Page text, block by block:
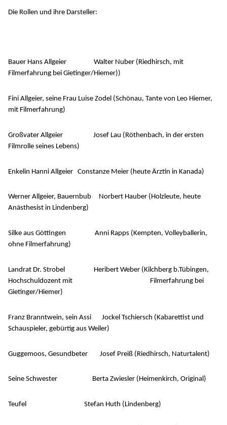
Die Rollen und ihre Darsteller:
Bauer Hans Allgeier Walter Nuber (Riedhirsch, mit
Filmerfahrung bei Gietinger/Hiemer))
Fini Allgeier, seine Frau Luise Zodel (Schönau, Tante von Leo Hiemer,
mit Filmerfahrung)
Großvater Allgeier Josef Lau (Röthenbach, in der ersten
Filmrolle seines Lebens)
Enkelin Hanni Allgeier Constanze Meier (heute Ärztin in Kanada)
Werner Allgeier, Bauernbub Norbert Hauber (Holzleute, heute
Anästhesist in Lindenberg)
Silke aus Göttingen Anni Rapps (Kempten, Volleyballerin,
ohne Filmerfahrung)
Landrat Dr. Strobel Heribert Weber (Kilchberg b.Tübingen,
Hochschuldozent mit Filmerfahrung bei
Gietinger/Hiemer)
Franz Branntwein, sein Assi Jockel Tschiersch (Kabarettist und
Schauspieler, gebürtig aus Weiler)
Guggemoos, Gesundbeter Josef Preiß (Riedhirsch, Naturtalent)
Seine Schwester Berta Zwiesler (Heimenkirch, Original)
Teufel Stefan Huth (Lindenberg)